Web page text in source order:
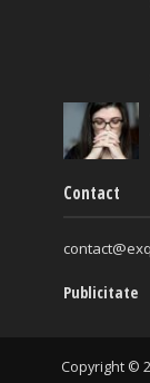
Contact
Publicitate
Copyright ©